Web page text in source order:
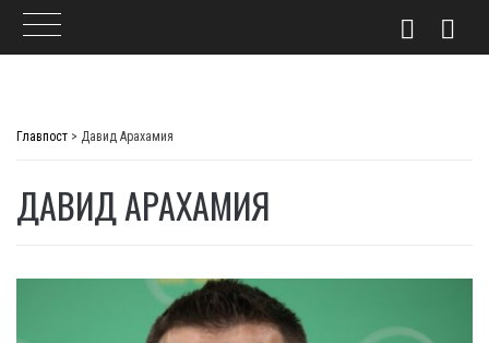
Главпост > Давид Арахамия
ДАВИД АРАХАМИЯ